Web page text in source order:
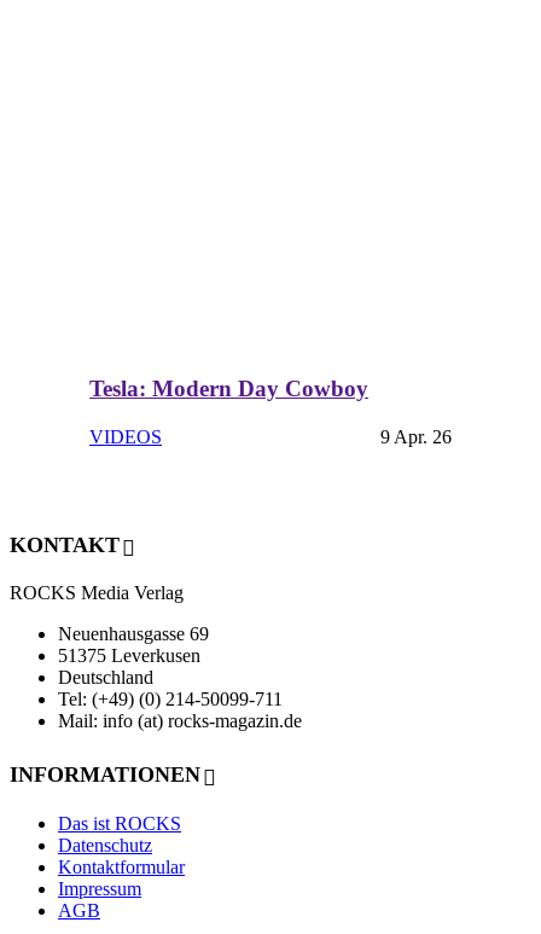
Tesla: Modern Day Cowboy
VIDEOS 9 Apr. 26
KONTAKT
ROCKS Media Verlag
Neuenhausgasse 69
51375 Leverkusen
Deutschland
Tel: (+49) (0) 214-50099-711
Mail: info (at) rocks-magazin.de
INFORMATIONEN
Das ist ROCKS
Datenschutz
Kontaktformular
Impressum
AGB